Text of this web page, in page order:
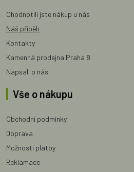
Ohodnotili jste nákup u nás
Náš příběh
Kontakty
Kamenná prodejna Praha 8
Napsali o nás
Vše o nákupu
Obchodní podmínky
Doprava
Možnosti platby
Reklamace